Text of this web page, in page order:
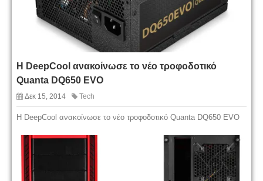
H DeepCool ανακοίνωσε το νέο τροφοδοτικό
Quanta DQ650 EVO
Δεκ 15, 2014 Tech
Η DeepCool ανακοίνωσε το νέο τροφοδοτικό Quanta DQ650 EVO